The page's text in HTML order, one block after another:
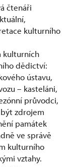
čtenáři
kulturního
kulturních
dědictví:
ústavu,
– kasteláni,
průvodci,
zdrojem
památek
ve správě
kulturního
vztahy.